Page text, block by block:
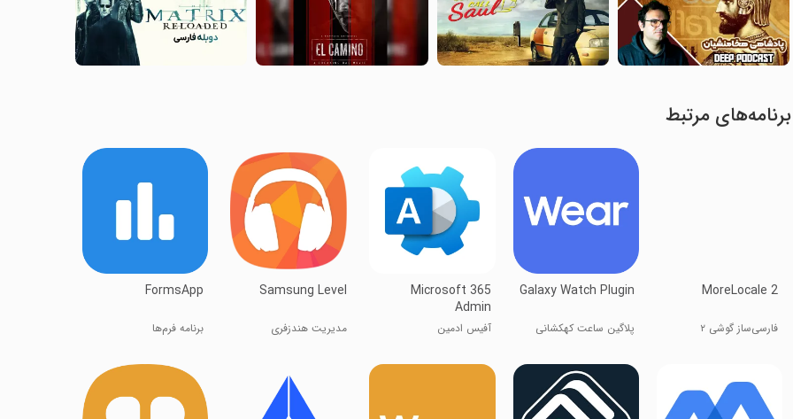
برنامه‌های مرتبط
MoreLocale 2
فارسی‌ساز گوشی ۲
Galaxy Watch Plugin
پلاگین ساعت کهکشانی
Microsoft 365
Admin
آفیس ادمین
Samsung Level
مدیریت هندزفری
FormsApp
برنامه فرم‌ها